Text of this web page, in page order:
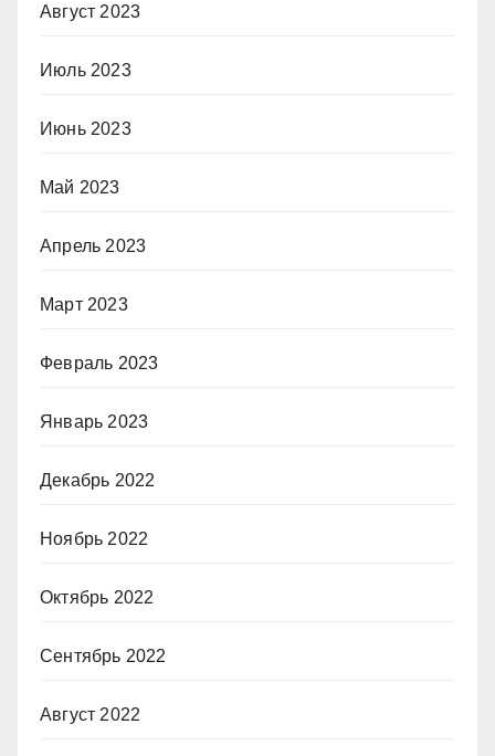
Август 2023
Июль 2023
Июнь 2023
Май 2023
Апрель 2023
Март 2023
Февраль 2023
Январь 2023
Декабрь 2022
Ноябрь 2022
Октябрь 2022
Сентябрь 2022
Август 2022